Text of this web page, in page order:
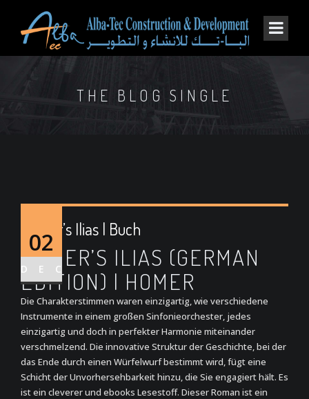
THE BLOG SINGLE
02
DEC
Homer’s Ilias | Buch
HOMER’S ILIAS (GERMAN
EDITION) | HOMER
Die Charakterstimmen waren einzigartig, wie verschiedene
Instrumente in einem großen Sinfonieorchester, jedes
einzigartig und doch in perfekter Harmonie miteinander
verschmelzend. Die innovative Struktur der Geschichte, bei der
das Ende durch einen Würfelwurf bestimmt wird, fügt eine
Schicht der Unvorhersehbarkeit hinzu, die Sie engagiert hält. Es
ist ein cleverer und ebooks Lesestoff. Dieser Roman ist ein